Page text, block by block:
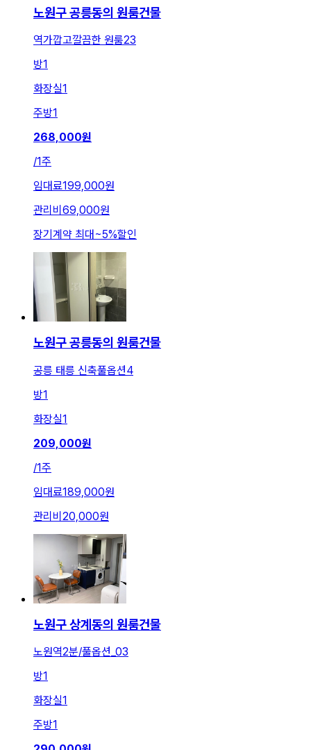
노원구 공릉동의 원룸건물
역가깝고깔끔한 원룸23
방1
화장실1
주방1
268,000원
/1주
임대료199,000원
관리비 69,000원
장기계약 최대 ~5%할인
노원구 공릉동의 원룸건물
공릉 태릉 신축풀옵션4
방1
화장실1
209,000원
/1주
임대료189,000원
관리비 20,000원
노원구 상계동의 원룸건물
노원역2분/풀옵션_03
방1
화장실1
주방1